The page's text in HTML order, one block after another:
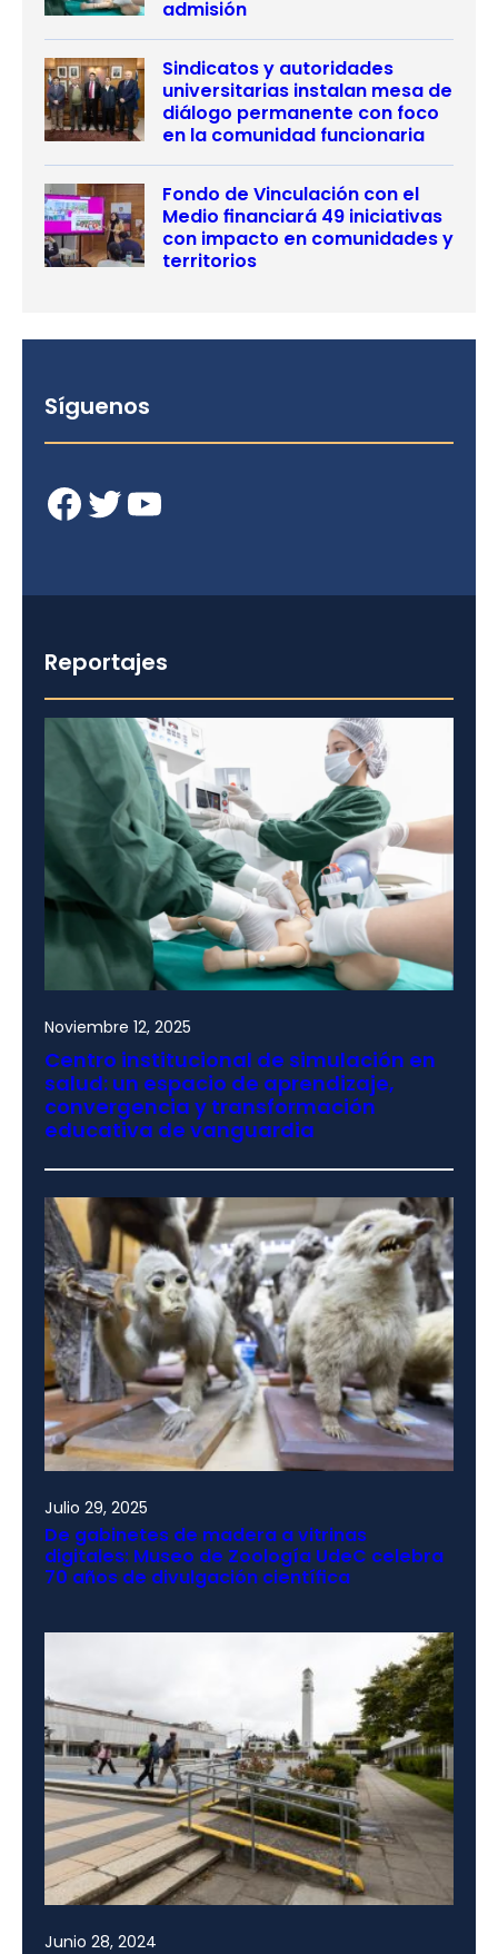
admisión
Sindicatos y autoridades
universitarias instalan mesa de
diálogo permanente con foco
en la comunidad funcionaria
Fondo de Vinculación con el
Medio financiará 49 iniciativas
con impacto en comunidades y
territorios
Síguenos
Facebook Twitter YouTube
Reportajes
Noviembre 12, 2025
Centro institucional de simulación en
salud: un espacio de aprendizaje,
convergencia y transformación
educativa de vanguardia
Julio 29, 2025
De gabinetes de madera a vitrinas
digitales: Museo de Zoología UdeC celebra
70 años de divulgación científica
Junio 28, 2024